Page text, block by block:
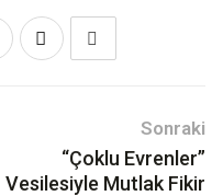
Sonraki
“Çoklu Evrenler”
Vesilesiyle Mutlak Fikir